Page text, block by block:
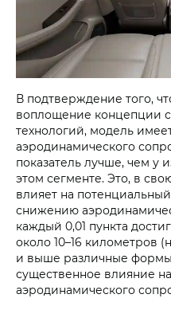
В подтверждение того,
воплощение концепции
технологий, модель
аэродинамического
показатель лучше, чем у
этом сегменте. Это, в
влияет на
снижению
каждый 0,01 пункта
около 10–16 километров
и выше различные формы
существенное влияние
аэродинамического